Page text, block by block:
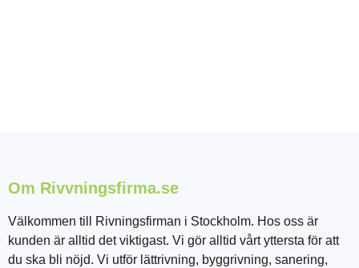
Om Rivvningsfirma.se
Välkommen till Rivningsfirman i Stockholm. Hos oss är
kunden är alltid det viktigast. Vi gör alltid vårt yttersta för att
du ska bli nöjd. Vi utför lättrivning, byggrivning, sanering,